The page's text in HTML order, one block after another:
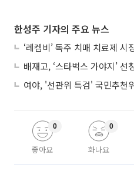
한성주 기자의 주요 뉴스
‘레켐비’ 독주 치매 치료제
배재고, ‘스타벅스 가야지’ 선
여야, '선관위 특검' 국민추천
좋아요
0
화나요
0